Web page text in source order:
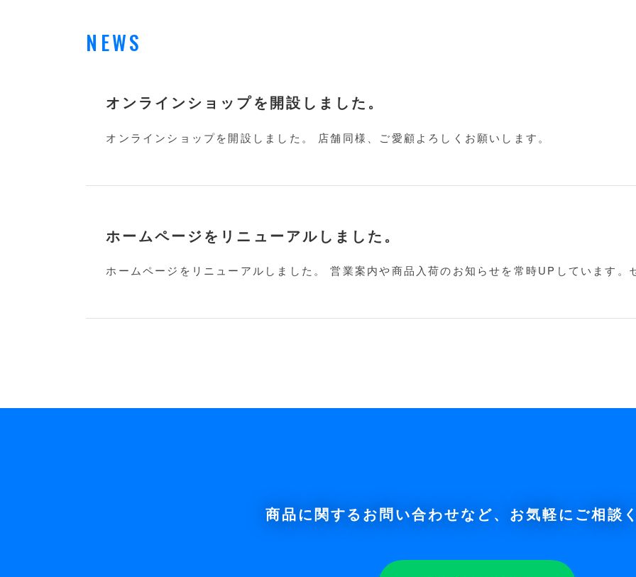
NEWS
オンラインショップを開設しました。
オンラインショップを開設しました。 店舗同様、ご愛顧よろしくお願いします。
ホームページをリニューアルしました。
ホームページをリニューアルしました。 営業案内や商品入荷のお知らせを常時UPしています。
商品に関するお問い合わせなど、お気軽にご相談